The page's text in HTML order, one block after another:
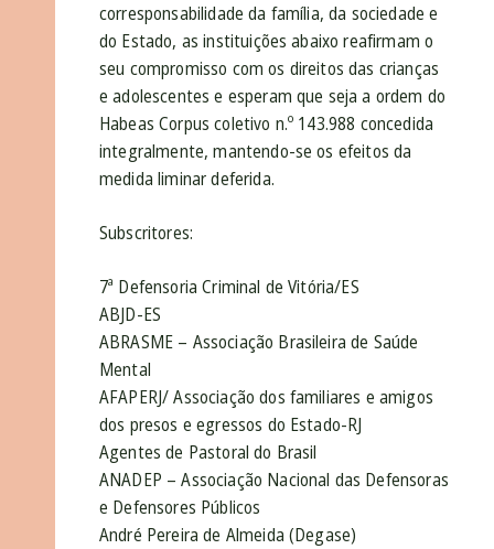
corresponsabilidade da família, da sociedade e
do Estado, as instituições abaixo reafirmam o
seu compromisso com os direitos das crianças
e adolescentes e esperam que seja a ordem do
Habeas Corpus coletivo n.º 143.988 concedida
integralmente, mantendo-se os efeitos da
medida liminar deferida.
Subscritores:
7ª Defensoria Criminal de Vitória/ES
ABJD-ES
ABRASME – Associação Brasileira de Saúde
Mental
AFAPERJ/ Associação dos familiares e amigos
dos presos e egressos do Estado-RJ
Agentes de Pastoral do Brasil
ANADEP – Associação Nacional das Defensoras
e Defensores Públicos
André Pereira de Almeida (Degase)